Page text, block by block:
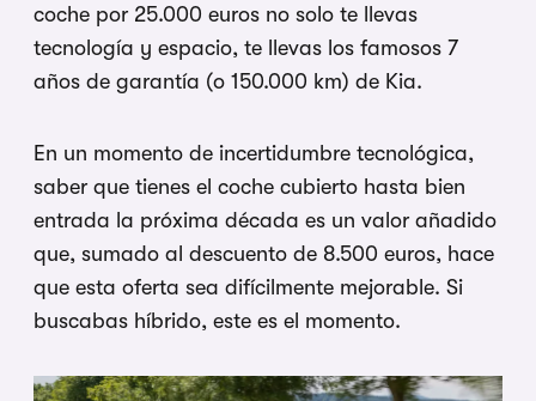
coche por 25.000 euros no solo te llevas
tecnología y espacio, te llevas los famosos 7
años de garantía (o 150.000 km) de Kia.
En un momento de incertidumbre tecnológica,
saber que tienes el coche cubierto hasta bien
entrada la próxima década es un valor añadido
que, sumado al descuento de 8.500 euros, hace
que esta oferta sea difícilmente mejorable. Si
buscabas híbrido, este es el momento.